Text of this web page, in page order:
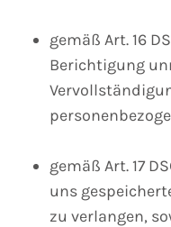
gemäß Art. 16
Berichtigung
gemäß Art. 17
uns
zu verlangen,